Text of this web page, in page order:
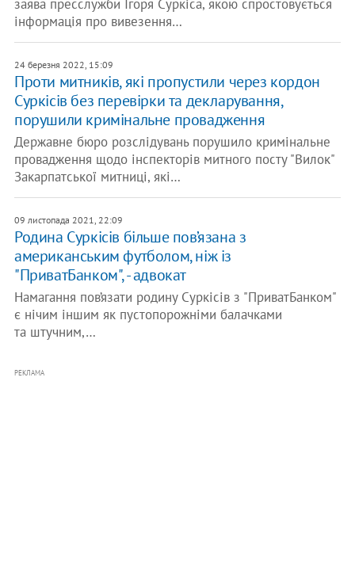
заява пресслужби Ігоря Суркіса, якою спростовується
інформація про вивезення…
24 березня 2022, 15:09
Проти митників, які пропустили через кордон
Суркісів без перевірки та декларування,
порушили кримінальне провадження
Державне бюро розслідувань порушило кримінальне
провадження щодо інспекторів митного посту "Вилок"
Закарпатської митниці, які…
09 листопада 2021, 22:09
Родина Суркісів більше пов’язана з
американським футболом, ніж із
"ПриватБанком", - адвокат
Намагання пов’язати родину Суркісів з "ПриватБанком"
є нічим іншим як пустопорожніми балачками
та штучним,…
РЕКЛАМА